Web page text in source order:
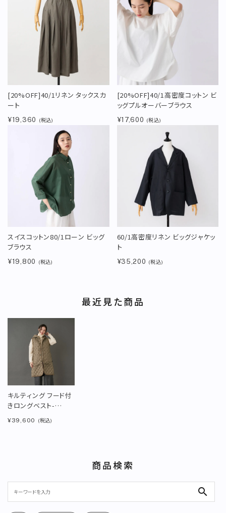
[20%OFF]40/1リネン タックスカ
ート
¥19,360 (税込)
[20%OFF]40/1高密度コットン ビ
ッグプルオーバーブラウス
¥17,600 (税込)
スイスコットン80/1ローン ビッグ
ブラウス
¥19,800 (税込)
60/1高密度リネン ビッグジャケッ
ト
¥35,200 (税込)
最近見た商品
キルティング フード付
きロングベスト-
GL＜CORK＞
¥39,600 (税込)
商品検索
search